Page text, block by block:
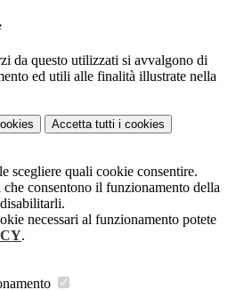
da questo utilizzati si avvalgono di
ed utili alle finalità illustrate nella
Accetta tutti i cookies
scegliere quali cookie consentire.
consentono il funzionamento della
necessari al funzionamento potete
.